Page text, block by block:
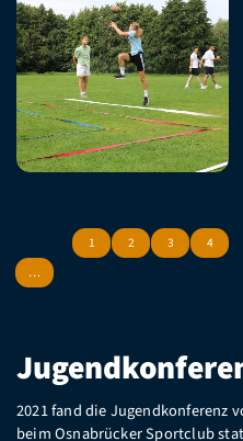
1 2 3 4
…
2021 fand die Jugendkonferenz
beim Osnabrücker Sportclub